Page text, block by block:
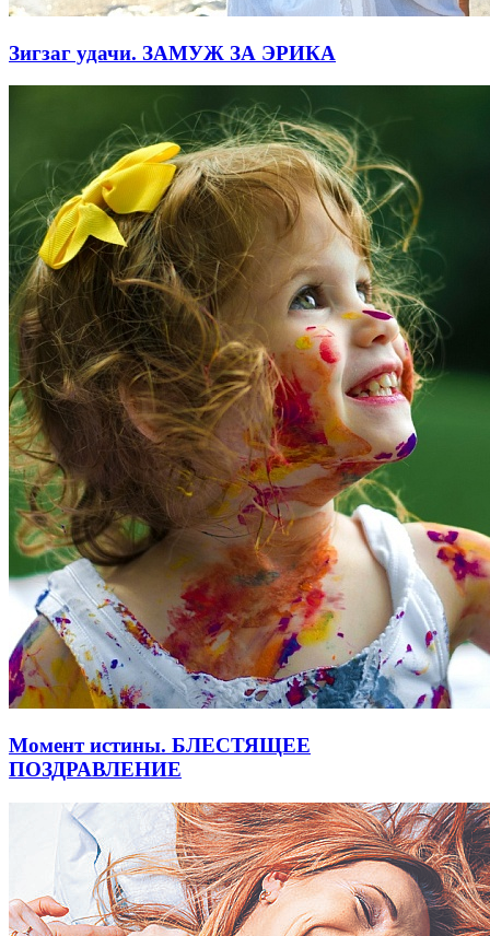
Зигзаг удачи. ЗАМУЖ ЗА ЭРИКА
Момент истины. БЛЕСТЯЩЕЕ
ПОЗДРАВЛЕНИЕ